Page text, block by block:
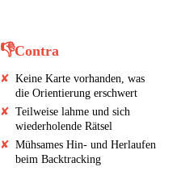
👎Contra
✘ Keine Karte vorhanden, was
die Orientierung erschwert
✘ Teilweise lahme und sich
wiederholende Rätsel
✘ Mühsames Hin- und Herlaufen
beim Backtracking